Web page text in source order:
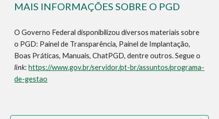
MAIS INFORMAÇÕES SOBRE O PGD
O Governo Federal disponibilizou diversos materiais sobre
o PGD: Painel de Transparência, Painel de Implantação,
Boas Práticas, Manuais, ChatPGD, dentre outros. Segue o
link:https://www.gov.br/servidor/pt-br/assuntos/programa-
de-gestao